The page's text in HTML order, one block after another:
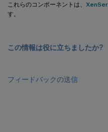
これらのコンポーネントは、
す。
この情報は役に立ちましたか?
フィードバックの送信